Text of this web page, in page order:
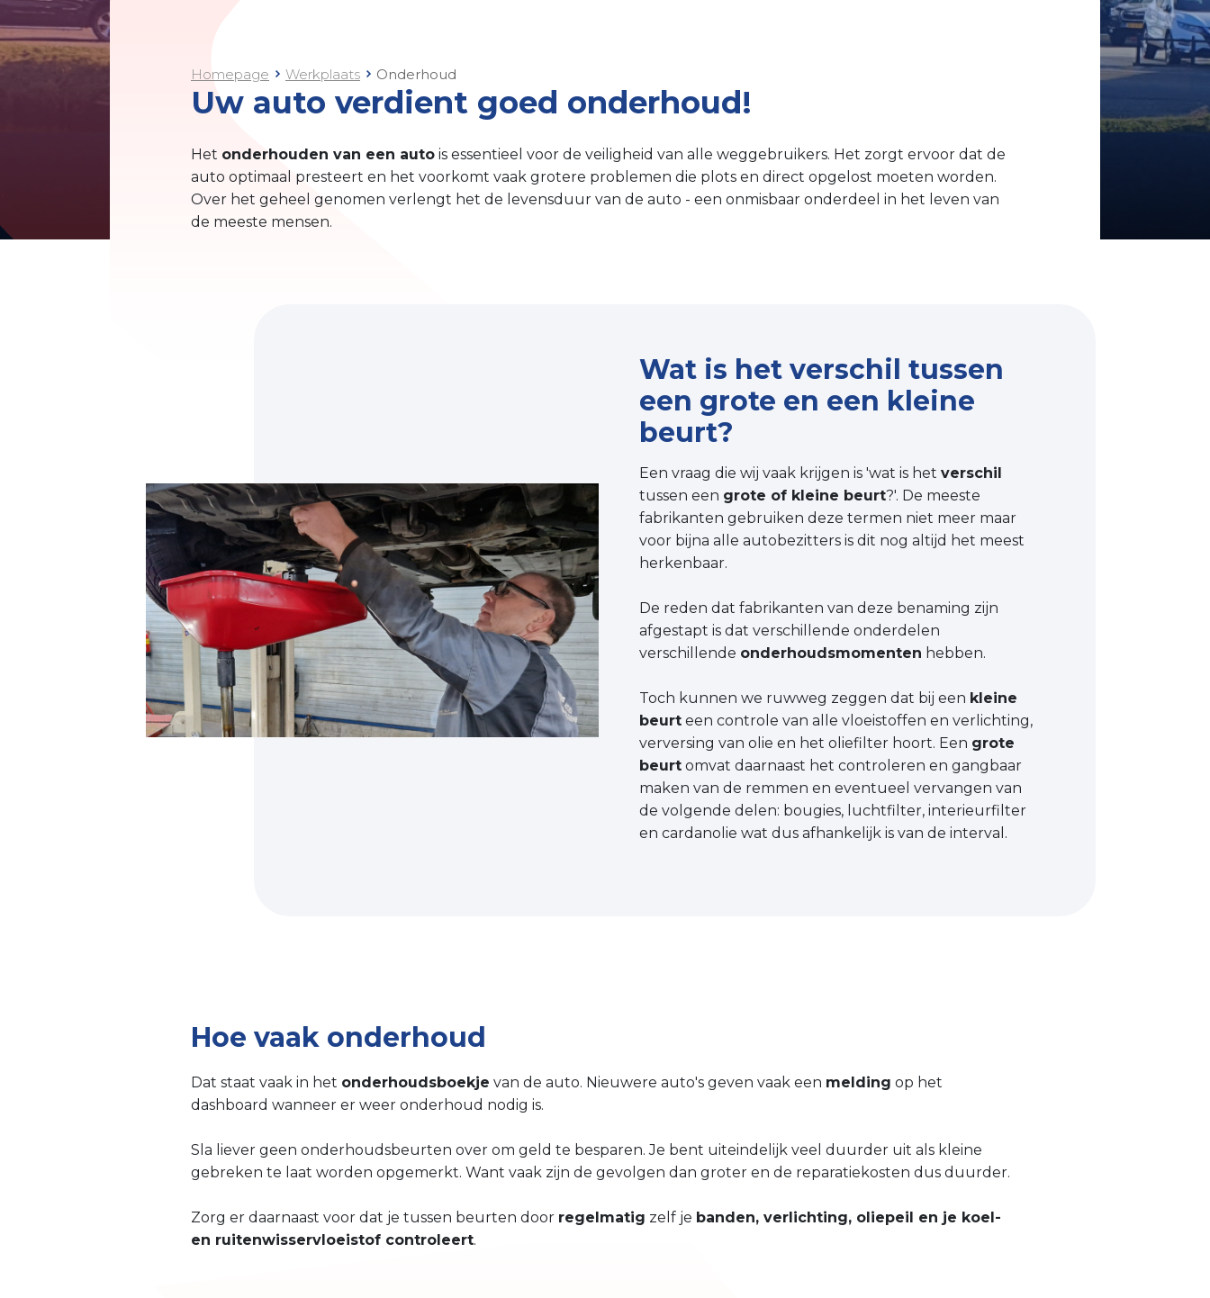
Homepage Werkplaats Onderhoud
Uw auto verdient goed onderhoud!
Het onderhouden van een auto is essentieel voor de veiligheid van alle weggebruikers. Het zorgt ervoor dat de
auto optimaal presteert en het voorkomt vaak grotere problemen die plots en direct opgelost moeten worden.
Over het geheel genomen verlengt het de levensduur van de auto - een onmisbaar onderdeel in het leven van
de meeste mensen.
Wat is het verschil tussen
een grote en een kleine
beurt?
Een vraag die wij vaak krijgen is 'wat is het verschil
tussen een grote of kleine beurt?'. De meeste
fabrikanten gebruiken deze termen niet meer maar
voor bijna alle autobezitters is dit nog altijd het meest
herkenbaar.
De reden dat fabrikanten van deze benaming zijn
afgestapt is dat verschillende onderdelen
verschillende onderhoudsmomenten hebben.
Toch kunnen we ruwweg zeggen dat bij een kleine
beurteen controle van alle vloeistoffen en verlichting,
verversing van olie en het oliefilter hoort. Een grote
beurtomvat daarnaast het controleren en gangbaar
maken van de remmen en eventueel vervangen van
de volgende delen: bougies, luchtfilter, interieurfilter
en cardanolie wat dus afhankelijk is van de interval.
Hoe vaak onderhoud
Dat staat vaak in het onderhoudsboekje van de auto. Nieuwere auto's geven vaak een melding op het
dashboard wanneer er weer onderhoud nodig is.
Sla liever geen onderhoudsbeurten over om geld te besparen. Je bent uiteindelijk veel duurder uit als kleine
gebreken te laat worden opgemerkt. Want vaak zijn de gevolgen dan groter en de reparatiekosten dus duurder.
Zorg er daarnaast voor dat je tussen beurten door regelmatig zelf je banden, verlichting, oliepeil en je koel-
en ruitenwisservloeistof controleert.